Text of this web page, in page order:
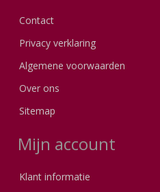
Contact
Privacy verklaring
Algemene voorwaarden
Over ons
Sitemap
Mijn account
Klant informatie